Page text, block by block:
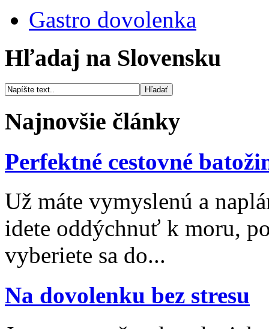
Gastro dovolenka
Hľadaj na Slovensku
Najnovšie články
Perfektné cestovné
Už máte vymyslenú a
idete oddýchnuť k moru,
vyberiete sa do...
Na dovolenku bez stresu